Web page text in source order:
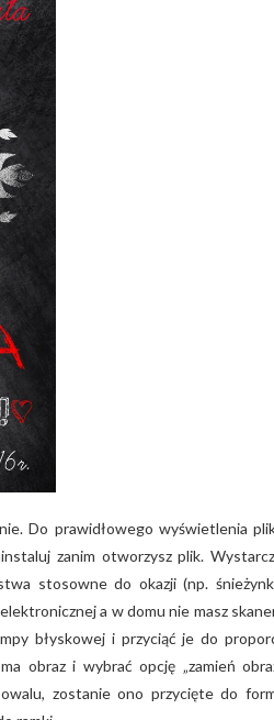
Do prawidłowego wyświetlenia
zanim otworzysz plik.
stosowne do okazji (np.
a w domu nie masz
błyskowej i przyciąć je do
obraz i wybrać opcję „zamień
zostanie ono przycięte do